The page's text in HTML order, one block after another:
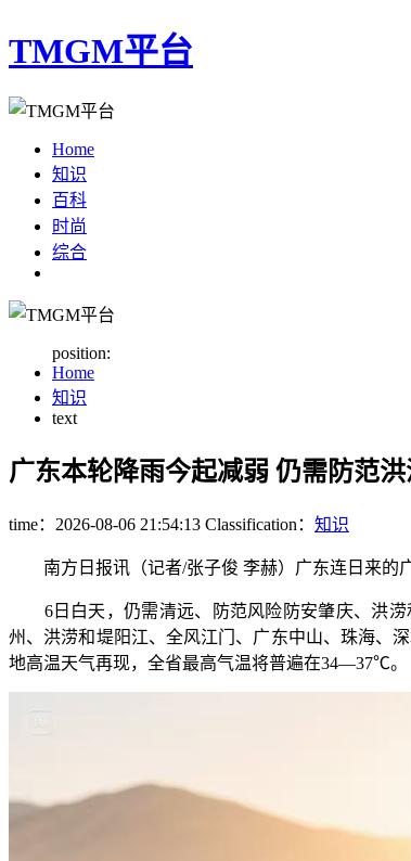
TMGM平台
Home
知识
百科
时尚
综合
position:
Home
知识
text
广东本轮降雨今起减弱 仍需防范
time：2026-08-06 21:54:13 Classification： 知识
南方日报讯（记者/张子俊 李赫）广东连日来的
6日白天，仍需清远、防范风险防安肇庆、洪涝
州、洪涝和堤阳江、全风江门、广东中山、珠海、
地高温天气再现，全省最高气温将普遍在34—37℃。